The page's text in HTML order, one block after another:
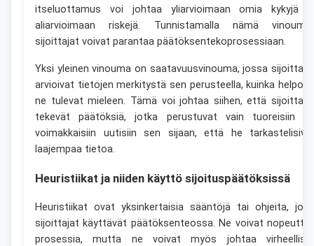
itseluottamus voi johtaa yliarvioimaan omia kykyjä
aliarvioimaan riskejä. Tunnistamalla nämä
sijoittajat voivat parantaa päätöksentekoprosessiaan.
Yksi yleinen vinouma on saatavuusvinouma, jossa
arvioivat tietojen merkitystä sen perusteella, kuinka
ne tulevat mieleen. Tämä voi johtaa siihen, että
tekevät päätöksiä, jotka perustuvat vain tuoreisiin
voimakkaisiin uutisiin sen sijaan, että he
laajempaa tietoa.
Heuristiikat ja niiden käyttö sijoituspäätöksissä
Heuristiikat ovat yksinkertaisia sääntöjä tai ohjeita,
sijoittajat käyttävät päätöksenteossa. Ne voivat
prosessia, mutta ne voivat myös johtaa